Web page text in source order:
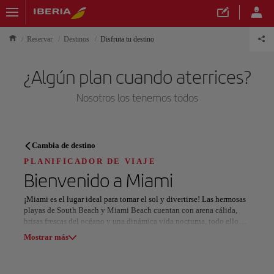
Reservar Destinos Disfruta tu destino
¿Algún plan cuando aterrices?
Nosotros los tenemos todos
PLANIFICADOR DE VIAJE
Descubre tu próximo destino
Nuestros destinos
Cambia de destino
PLANIFICADOR DE VIAJE
Bienvenido a Miami
¡Miami es el lugar ideal para tomar el sol y divertirse! Las hermosas
playas de South Beach y Miami Beach cuentan con arena cálida,
brisas frescas del océano y una dinámica vida nocturna, todo ello
con el telón de fondo de la icónica arquitectura art déco, que añade
Mostrar más